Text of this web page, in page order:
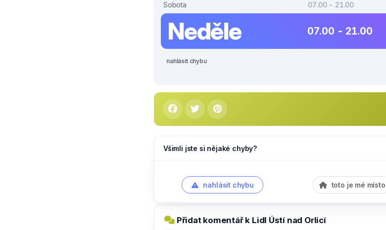
Sobota
07.00 - 21.00
Neděle 07.00 - 21.00
nahlásit chybu
Všimli jste si nějaké chyby?
nahlásit chybu toto je mé místo
Přidat komentář k Lidl Ústí nad Orlicí